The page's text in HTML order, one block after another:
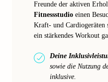
Freunde der aktiven
Fitnessstudio einen
Kraft- und
ein stärkendes Workout
Deine
sowie die Nutzung
inklusive.